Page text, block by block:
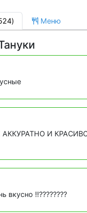
Меню
АККУРАТНО И
вкусно ‼️????????